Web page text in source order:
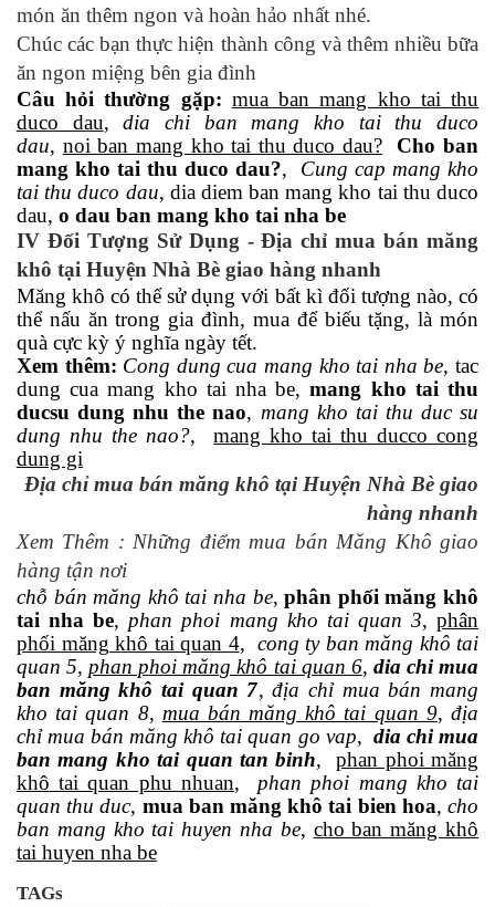
món ăn thêm ngon và hoàn hảo nhất nhé.
Chúc các bạn thực hiện thành công và thêm nhiều bữa
ăn ngon miệng bên gia đình
Câu hỏi thường gặp: mua ban mang kho tai thu
duco dau,dia chi ban mang kho tai thu duco
dau, noi ban mang kho tai thu duco dau?
Cho ban
mang kho tai thu duco dau?, Cung cap mang kho
tai thu duco dau, dia diem ban mang kho tai thu duco
dau, o dau ban mang kho tai nha be
IV Đối Tượng Sử Dụng - Địa chỉ mua bán măng
khô tại Huyện Nhà Bè giao hàng nhanh
Măng khô có thể sử dụng với bất kì đối tượng nào, có
thể nấu ăn trong gia đình, mua để biếu tặng, là món
quà cực kỳ ý nghĩa ngày tết.
Xem thêm: Cong dung cua mang kho tai nha be, tac
dung cua mang kho tai nha be,mang kho tai thu
ducsu dung nhu the nao, mang kho tai thu duc su
dung nhu the nao?, mang kho tai thu ducco cong
dung gi
Địa chỉ mua bán măng khô tại Huyện Nhà Bè giao
hàng nhanh
Xem Thêm : Những điểm mua bán Măng Khô giao
hàng tận nơi
chỗ bán măng khô tai nha be,phân phối măng khô
tai nha be, phan phoi mang kho tai quan 3,phân
phối măng khô tai quan 4, cong ty ban măng khô tai
quan 5, phan phoi măng khô tai quan 6, dia chi mua
ban măng khô tai quan 7,địa chỉ mua bán mang
kho tai quan 8, mua bán măng khô tai quan 9,địa
chỉ mua bán măng khô tai quan go vap, dia chi mua
ban mang kho tai quan tan binh,phan phoi măng
khô tai quan phu nhuan, phan phoi mang kho tai
quan thu duc, mua ban măng khô tai bien hoa,cho
ban mang kho tai huyen nha be, cho ban măng khô
tai huyen nha be
TAGs